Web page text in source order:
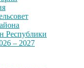
Республики
– 2027